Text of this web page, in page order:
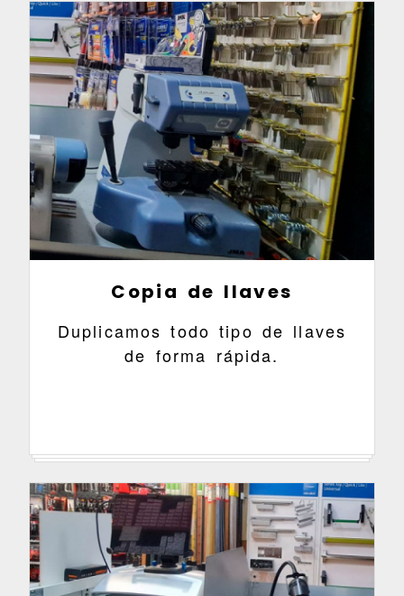
Copia de llaves
Duplicamos todo tipo de llaves
de forma rápida.